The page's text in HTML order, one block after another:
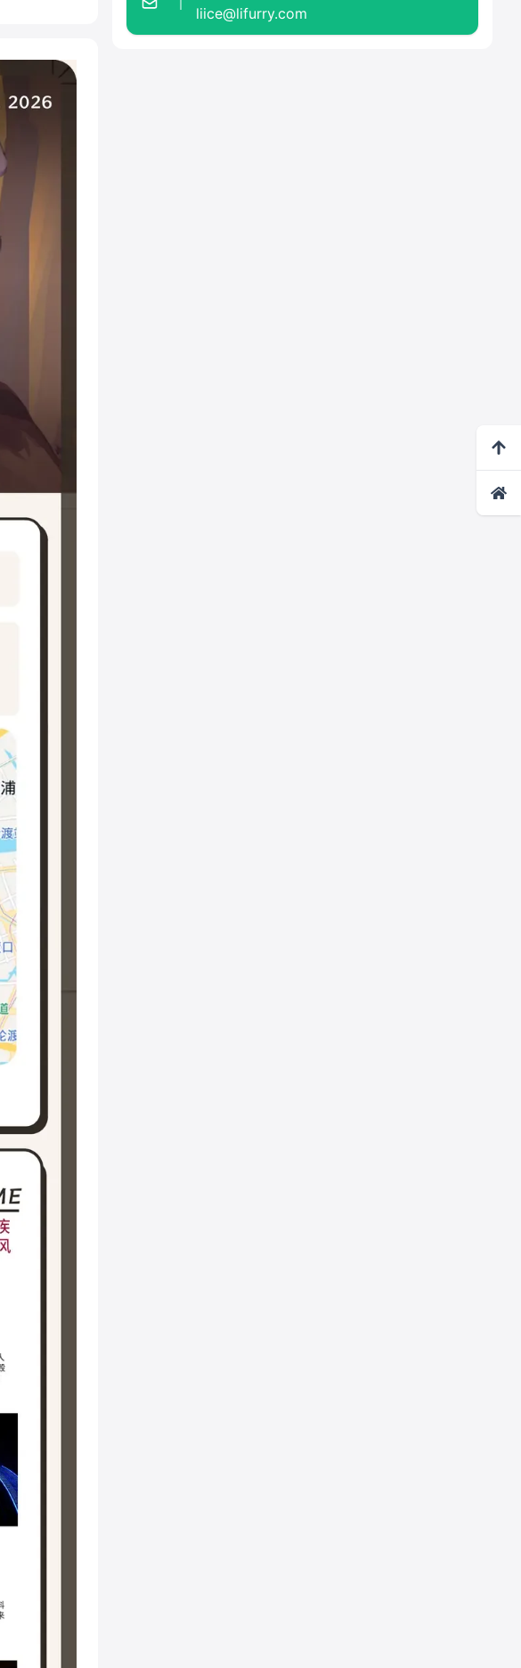
liice@lifurry.com